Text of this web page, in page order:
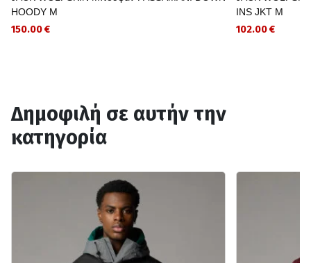
HOODY M
150.00 €
INS JKT M
102.00 €
Δημοφιλή σε αυτήν την
κατηγορία